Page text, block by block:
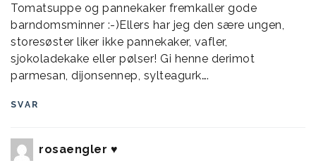
Tomatsuppe og pannekaker fremkaller gode
barndomsminner :-)Ellers har jeg den sære ungen,
storesøster liker ikke pannekaker, vafler,
sjokoladekake eller pølser! Gi henne derimot
parmesan, dijonsennep, sylteagurk….
SVAR
rosaengler ♥